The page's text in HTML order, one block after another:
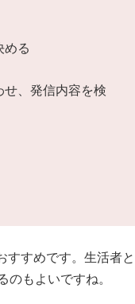
める
、発信内容を検
すすめです。生活者と
もよいですね。